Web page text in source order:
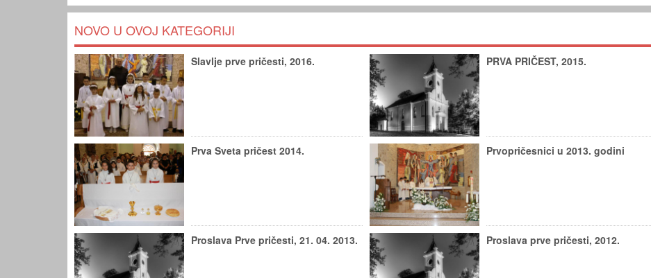
NOVO U OVOJ KATEGORIJI
Slavlje prve pričesti, 2016. PRVA PRIČEST, 2015.
Prva Sveta pričest 2014. Prvopričesnici u 2013. godini
Proslava Prve pričesti, 21. 04. 2013. Proslava prve pričesti, 2012.